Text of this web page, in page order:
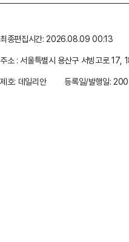
최종편집시간: 2026.08.09 00:13
주소 : 서울특별시 용산구 서빙고로 17,
제호: 데일리안
등록일/발행일: